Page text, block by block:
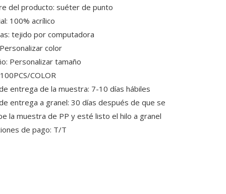
del producto: suéter de punto
100% acrílico
tejido por computadora
color
Personalizar tamaño
COLOR
entrega de la muestra: 7-10 días hábiles
entrega a granel: 30 días después de que se
la muestra de PP y esté listo el hilo a granel
de pago: T/T